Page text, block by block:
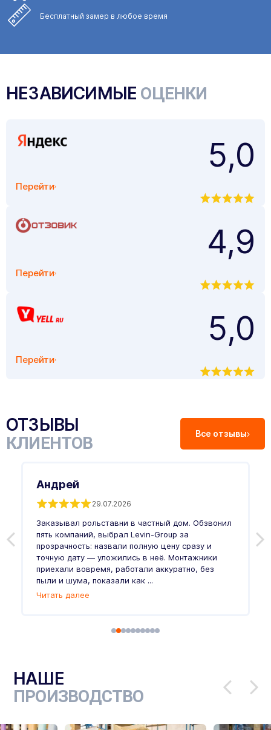
Бесплатный замер в любое время
НЕЗАВИСИМЫЕ ОЦЕНКИ
Перейти
5,0
Перейти
4,9
Перейти
5,0
ОТЗЫВЫ
КЛИЕНТОВ Все отзывы
Андрей
29.07.2026
Заказывал рольставни в частный дом. Обзвонил
пять компаний, выбрал Levin-Group за
прозрачность: назвали полную цену сразу и
точную дату — уложились в неё. Монтажники
приехали вовремя, работали аккуратно, без
пыли и шума, показали как ...
Читать далее
НАШЕ
ПРОИЗВОДСТВО